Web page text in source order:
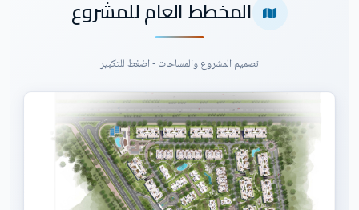
المخطط العام للمشروع
تصميم المشروع والمساحات - اضغط للتكبير